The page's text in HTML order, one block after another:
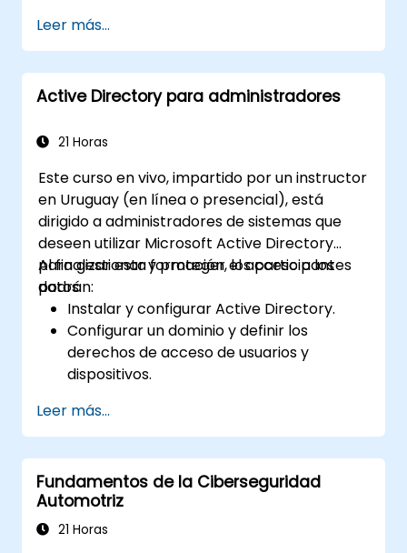
Aprender a configurar el servidor de
directorio utilizando la consola web y la
CLI.
Configurar y monitorizar la replicación
equilibrio de carga.
mediante SSSD para obtener un
rendimiento más rápido.
Integrar el Servidor de Directorio 389 con
Microsoft Active Directory.
Leer más...
Active Directory para administradores
21 Horas
Este curso en vivo, impartido por un instructor
en Uruguay (en línea o presencial), está
dirigido a administradores de sistemas que
deseen utilizar Microsoft Active Directory
para gestionar y proteger el acceso a los
datos.
Al finalizar esta formación, los participantes
podrán:
Instalar y configurar Active Directory.
Configurar un dominio y definir los
derechos de acceso de usuarios y
dispositivos.
Directivas de grupo.
Controlar el acceso a servidores de
archivos.
Implementar un Servicio de certificados y
gestionar certificados.
Implementar y gestionar servicios como
Leer más...
Fundamentos de la Ciberseguridad
Automotriz
21 Horas